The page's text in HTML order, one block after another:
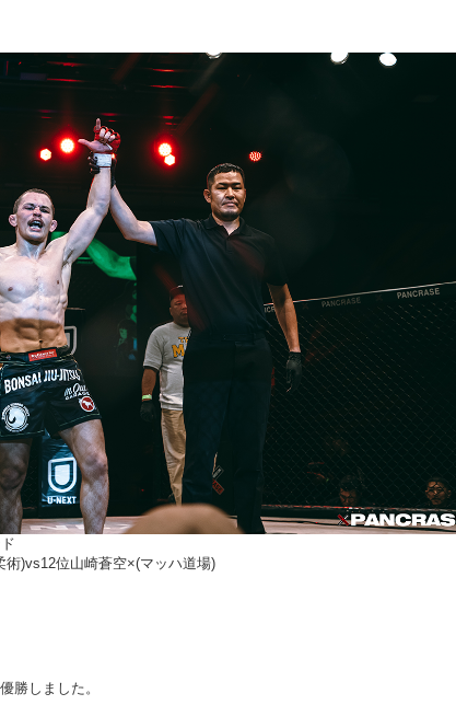
)vs12位山崎蒼空×(マッハ道場)
勝しました。